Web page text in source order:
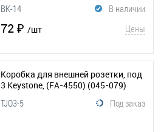
В наличии
BK-14
72 ₽ /шт Цены
Коробка для внешней розетки, под
3 Keystone, (FA-4550) (045-079)
Под заказ
TJO3-5